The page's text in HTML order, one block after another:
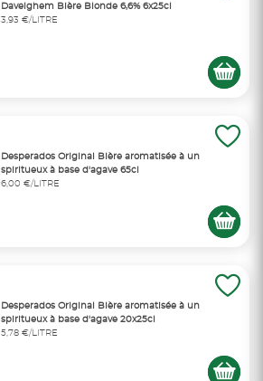
Davelghem Bière Blonde 6,6% 6x25cl
3,93 €/LITRE
Desperados Original Bière aromatisée à un
spiritueux à base d'agave 65cl
6,00 €/LITRE
Desperados Original Bière aromatisée à un
spiritueux à base d'agave 20x25cl
5,78 €/LITRE